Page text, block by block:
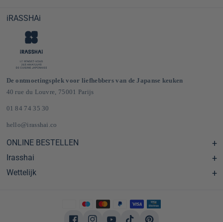
iRASSHAi
De ontmoetingsplek voor liefhebbers van de Japanse keuken
40 rue du Louvre, 75001 Parijs
01 84 74 35 30
hello@irasshai.co
ONLINE BESTELLEN
Centre d'aide & FAQ
Livraison et frais de port en France & Europe
Irasshai
Schema's
Wettelijk